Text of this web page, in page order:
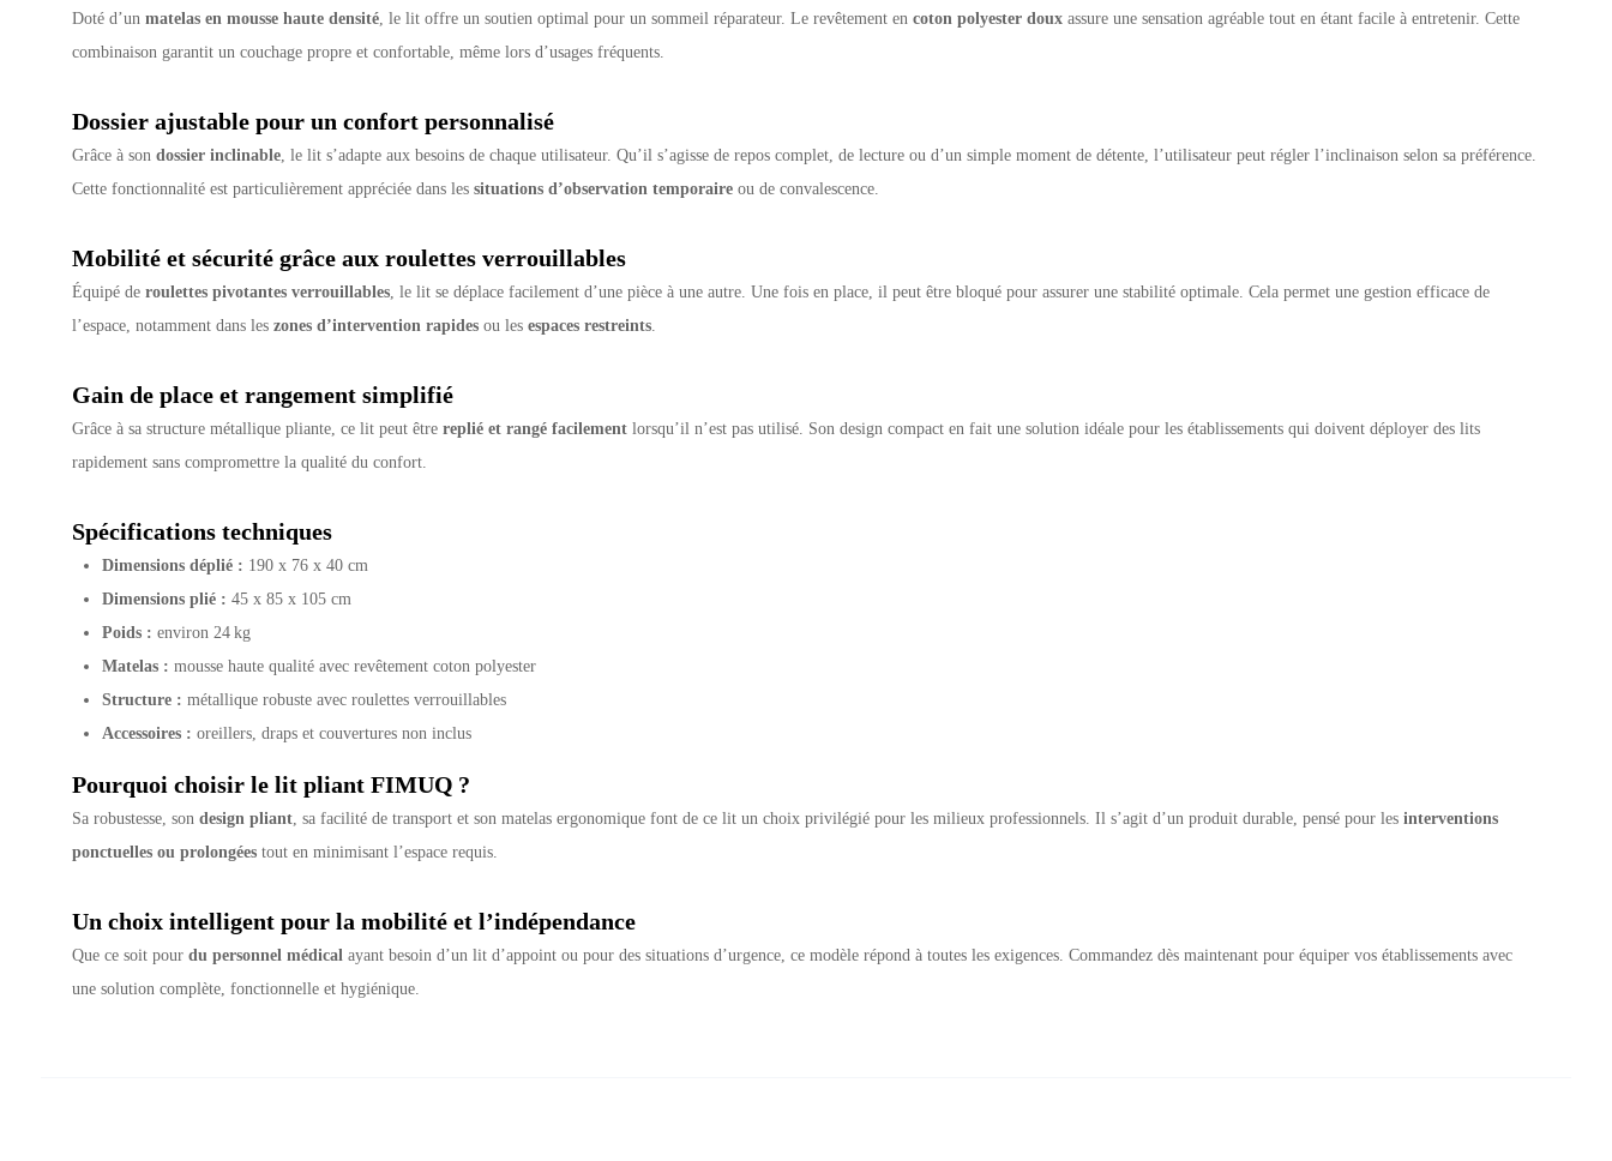
Doté d’unmatelas en mousse haute densité , le lit offre un soutien optimal pour un sommeil réparateur. Le revêtement encoton polyester doux assure une sensation agréable tout en étant facile à entretenir. Cette
combinaison garantit un couchage propre et confortable, même lors d’usages fréquents.
Dossier ajustable pour un confort personnalisé
Grâce à sondossier inclinable , le lit s’adapte aux besoins de chaque utilisateur. Qu’il s’agisse de repos complet, de lecture ou d’un simple moment de détente, l’utilisateur peut régler l’inclinaison selon sa préférence.
Cette fonctionnalité est particulièrement appréciée dans lessituations d’observation temporaire ou de convalescence.
Mobilité et sécurité grâce aux roulettes verrouillables
Équipé deroulettes pivotantes verrouillables , le lit se déplace facilement d’une pièce à une autre. Une fois en place, il peut être bloqué pour assurer une stabilité optimale. Cela permet une gestion efficace de
l’espace, notamment dans leszones d’intervention rapides ou lesespaces restreints
Gain de place et rangement simplifié
Grâce à sa structure métallique pliante, ce lit peut êtrereplié et rangé facilement lorsqu’il n’est pas utilisé. Son design compact en fait une solution idéale pour les établissements qui doivent déployer des lits
rapidement sans compromettre la qualité du confort.
Spécifications techniques
Dimensions déplié : 190 x 76 x 40 cm
Dimensions plié : 45 x 85 x 105 cm
Poids : environ 24 kg
Matelas : mousse haute qualité avec revêtement coton polyester
Structure : métallique robuste avec roulettes verrouillables
Accessoires : oreillers, draps et couvertures non inclus
Pourquoi choisir le lit pliant FIMUQ ?
Sa robustesse, sondesign pliant , sa facilité de transport et son matelas ergonomique font de ce lit un choix privilégié pour les milieux professionnels. Il s’agit d’un produit durable, pensé pour lesinterventions
ponctuelles ou prolongées tout en minimisant l’espace requis.
Un choix intelligent pour la mobilité et l’indépendance
Que ce soit pourdu personnel médical ayant besoin d’un lit d’appoint ou pour des situations d’urgence, ce modèle répond à toutes les exigences. Commandez dès maintenant pour équiper vos établissements avec
une solution complète, fonctionnelle et hygiénique.